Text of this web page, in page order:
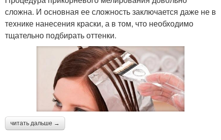
сложна. И основная ее сложность заключается даже не в
технике нанесения краски, а в том, что необходимо
тщательно подбирать оттенки.
читать дальше →